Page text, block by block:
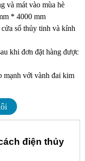
và mát vào mùa hè
* 4000 mm
sổ thủy tinh và kính
khi đơn đặt hàng được
mạnh với vành đai kim
điện thủy